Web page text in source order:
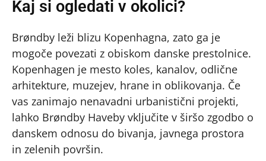
Kaj si ogledati v okolici?
Brøndby leži blizu Kopenhagna, zato ga je
mogoče povezati z obiskom danske prestolnice.
Kopenhagen je mesto koles, kanalov, odlične
arhitekture, muzejev, hrane in oblikovanja. Če
vas zanimajo nenavadni urbanistični projekti,
lahko Brøndby Haveby vključite v širšo zgodbo o
danskem odnosu do bivanja, javnega prostora
in zelenih površin.